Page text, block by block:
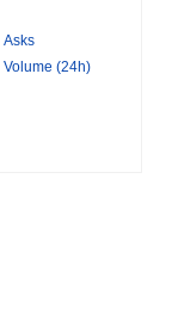
Asks
Volume (24h)